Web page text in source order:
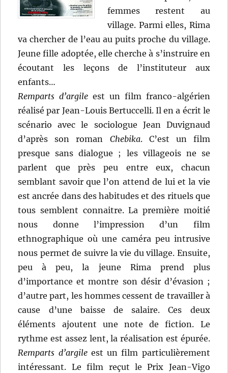
femmes restent au
village. Parmi elles, Rima
va chercher de l’eau au puits proche du village.
Jeune fille adoptée, elle cherche à s’instruire en
écoutant les leçons de l’instituteur aux
enfants…
Remparts d’argile est un film franco-algérien
réalisé par Jean-Louis Bertuccelli. Il en a écrit le
scénario avec le sociologue Jean Duvignaud
d’après son roman Chebika. C’est un film
presque sans dialogue ; les villageois ne se
parlent que près peu entre eux, chacun
semblant savoir que l’on attend de lui et la vie
est ancrée dans des habitudes et des rituels que
tous semblent connaitre. La première moitié
nous donne l’impression d’un film
ethnographique où une caméra peu intrusive
nous permet de suivre la vie du village. Ensuite,
peu à peu, la jeune Rima prend plus
d’importance et montre son désir d’évasion ;
d’autre part, les hommes cessent de travailler à
cause d’une baisse de salaire. Ces deux
éléments ajoutent une note de fiction. Le
rythme est assez lent, la réalisation est épurée.
Remparts d’argileest un film particulièrement
intéressant. Le film reçut le Prix Jean-Vigo